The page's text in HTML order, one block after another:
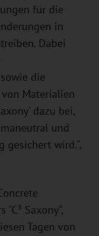
für die
in
Dabei
die
Materialien
dazu bei,
und
gesichert wird.",
"C³ Saxony",
Tagen von